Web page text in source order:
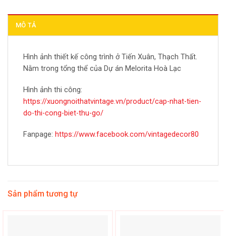
MÔ TẢ
Hình ảnh thiết kế công trình ở Tiến Xuân, Thạch Thất.
Nằm trong tổng thể của Dự án Melorita Hoà Lạc
Hình ảnh thi công:
https://xuongnoithatvintage.vn/product/cap-nhat-tien-
do-thi-cong-biet-thu-go/
Fanpage: https://www.facebook.com/vintagedecor80
Sản phẩm tương tự